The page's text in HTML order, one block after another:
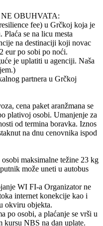
OBUHVATA:
fee) u Grčkoj koja je
Plaća se na licu mesta
na destinaciji koji novac
eur po sobi po noći.
je uplatiti u agenciji. Naša
partnera u Grčkoj
cena paket aranžmana se
plativoj osobi. Umanjenje za
od termina boravka. Iznos
na dnu cenovnika ispod
maksimalne težine 23 kg
može uneti u autobus
WI FI-a Organizator ne
internet konekcije kao i
okviru objekta.
po osobi, a plaćanje se vrši u
kursu NBS na dan uplate.